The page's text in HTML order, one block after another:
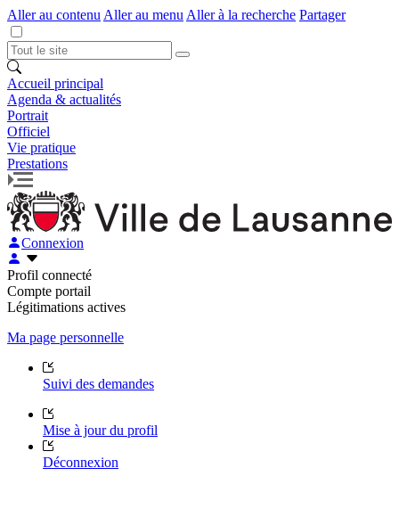
Aller au contenu Aller au menu Aller à la recherche Partager
Accueil principal
Agenda & actualités
Portrait
Officiel
Vie pratique
Prestations
Connexion
Profil connecté
Compte portail
Légitimations actives
Ma page personnelle
Suivi des demandes
Mise à jour du profil
Déconnexion